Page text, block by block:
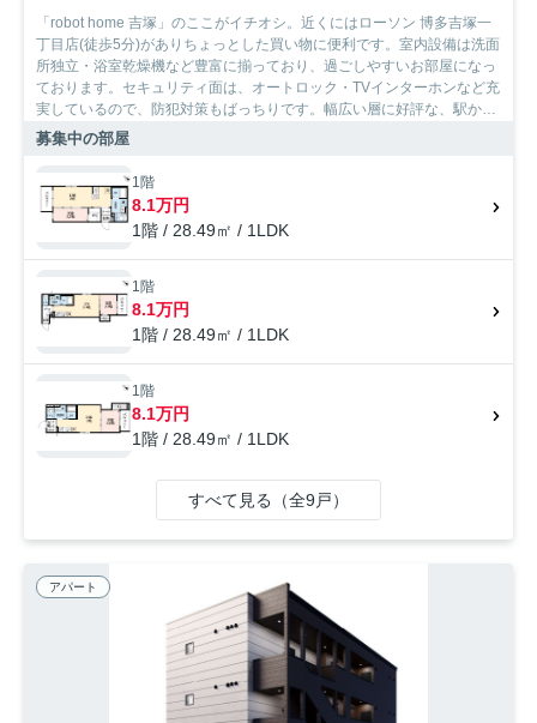
「robot home 吉塚」のここがイチオシ。近くにはローソン 博多吉塚一
丁目店(徒歩5分)がありちょっとした買い物に便利です。室内設備は洗面
所独立・浴室乾燥機など豊富に揃っており、過ごしやすいお部屋になっ
ております。セキュリティ面は、オートロック・TVインターホンなど充
実しているので、防犯対策もばっちりです。幅広い層に好評な、駅から
徒歩9分に立地する物件です。SumoSumoお問い合わせ窓口で、住まい
タッフまでお申し付けください。
募集中の部屋
1階
8.1万円
1階 / 28.49㎡ / 1LDK
1階
8.1万円
1階 / 28.49㎡ / 1LDK
1階
8.1万円
1階 / 28.49㎡ / 1LDK
すべて見る（全9戸）
アパート